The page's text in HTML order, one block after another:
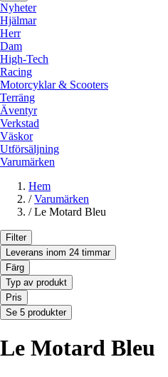
Nyheter
Hjälmar
Herr
Dam
High-Tech
Racing
Motorcyklar & Scooters
Terräng
Äventyr
Verkstad
Väskor
Utförsäljning
Varumärken
Hem
/ Varumärken
/ Le Motard Bleu
Filter
Leverans inom 24 timmar
Färg
Typ av produkt
Pris
Se 5 produkter
Le Motard Bleu